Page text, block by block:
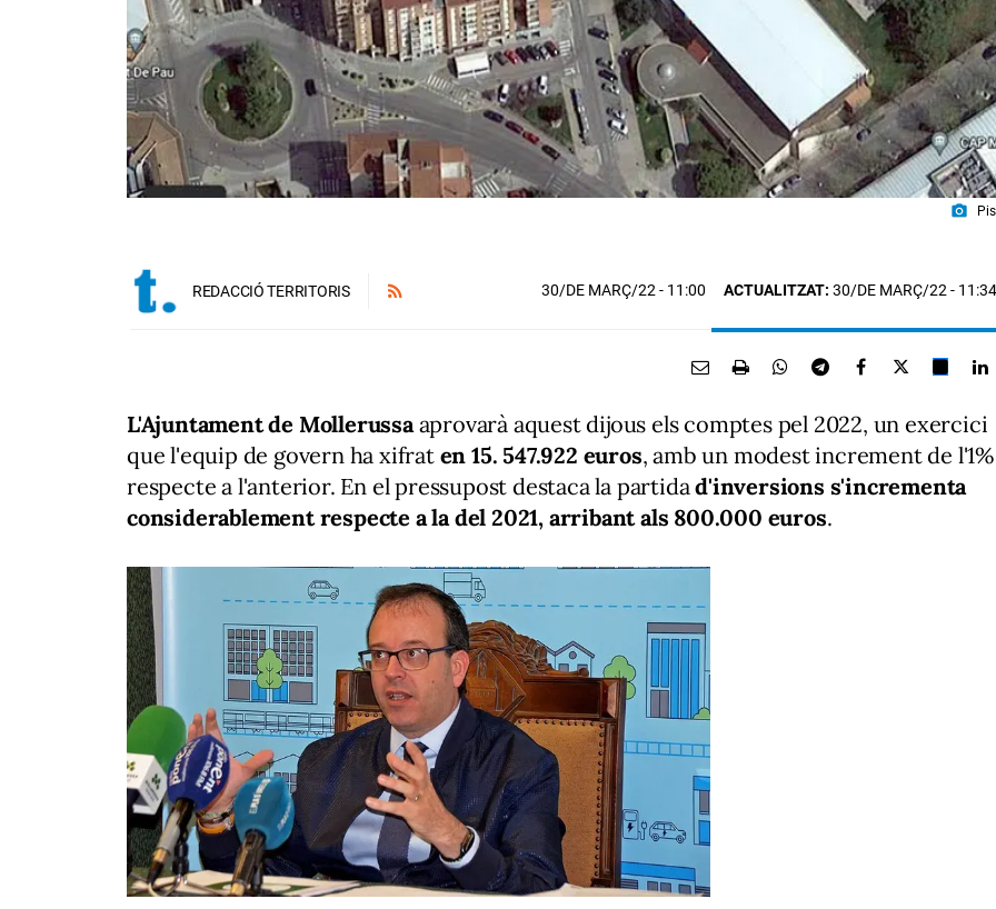
photo_camera
REDACCIÓ TERRITORIS 30/DE MARÇ/22- 11:00 ACTUALITZAT: 30/DE MARÇ/22 - 11:34
L'Ajuntament de Mollerussaaprovarà aquest dijous els comptes pel 2022, un exercici
que l'equip de govern ha xifrat en 15. 547.922 euros, amb un modest increment de l'1%
respecte a l'anterior. En el pressupost destaca la partidad'inversions s'incrementa
considerablement respecte a la del 2021, arribant als 800.000 euros.